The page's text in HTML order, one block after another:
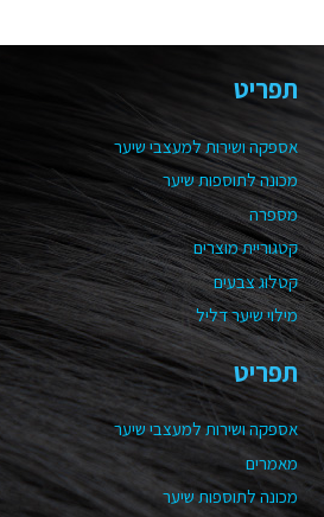
תפריט
אספקה ושירות למעצבי שיער
מכונה לתוספות שיער
מספרה
קטגוריית מוצרים
קטלוג צבעים
מילוי שיער דליל
תפריט
אספקה ושירות למעצבי שיער
מאמרים
מכונה לתוספות שיער